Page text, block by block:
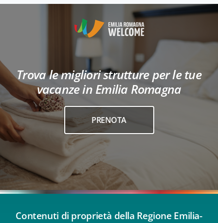
Trova le migliori strutture per le tue
vacanze in Emilia Romagna
PRENOTA
Contenuti di proprietà della Regione Emilia-